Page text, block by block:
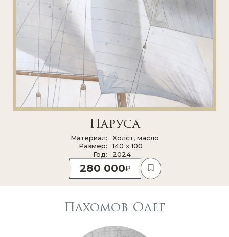
Паруса
Материал
Холст, масло
Размер
140 x 100
Год
2024
280 000
Пахомов Олег